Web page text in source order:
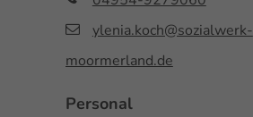
ylenia.koch@sozialwerk-
moormerland.de
Personal